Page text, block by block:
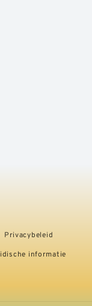
Privacybeleid
informatie